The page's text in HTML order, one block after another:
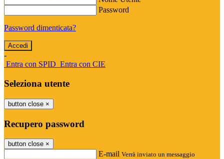
Password
Password dimenticata?
-
Entra con SPID Entra con CIE
Seleziona utente
button close ×
Recupero password
button close ×
E-mail Verrà inviato un messaggio